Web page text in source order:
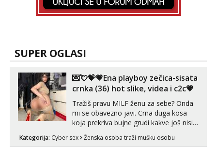
SUPER OGLASI
💌💘💝💗Ena playboy zečica-sisata
crnka (36) hot slike, videa i c2c💗
Tražiš pravu MILF ženu za sebe? Onda
mi se obavezno javi. Crna duga kosa
koja prekriva bujne grudi kakve još nisi
vidio, čista ŠESTICA! A usne? O usnama
bolje da ni ne pričam. Prave pune usne
Kategorija: Cyber sex Ženska osoba traži mušku osobu